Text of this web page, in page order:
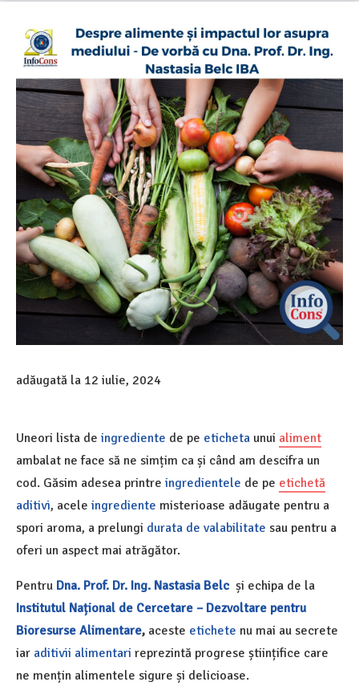
adăugată la 12 iulie, 2024
Uneori lista de ingrediente de pe eticheta unui aliment
ambalat ne face să ne simțim ca și când am descifra un
cod. Găsim adesea printre ingredientele de pe etichetă
aditivi, acele ingrediente misterioase adăugate pentru a
spori aroma, a prelungi durata de valabilitate sau pentru a
oferi un aspect mai atrăgător.
Pentru Dna. Prof. Dr. Ing. Nastasia Belc și echipa de la
Institutul Național de Cercetare – Dezvoltare pentru
Bioresurse Alimentare, aceste etichete nu mai au secrete
iar aditivii alimentari reprezintă progrese științifice care
ne mențin alimentele sigure și delicioase.